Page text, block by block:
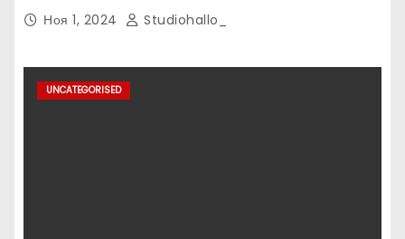
Ноя 1, 2024 Studiohallo_
UNCATEGORISED